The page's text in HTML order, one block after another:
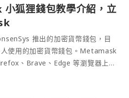
狐狸錢包教學介紹，立
推出的加密貨幣錢包，目
使用的加密貨幣錢包。Metamask
、Brave、Edge 等瀏覽器上作
且使用上非常方便。